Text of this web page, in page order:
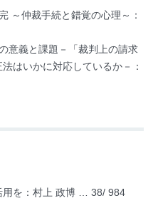
～仲裁手続と錯覚の心理～：
意義と課題－「裁判上の請求
はいかに対応しているか－：
用を：村上 政博 … 38/ 984